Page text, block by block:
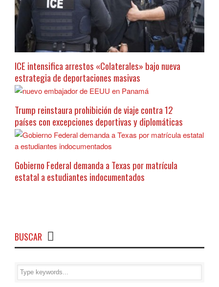
ICE intensifica arrestos «Colaterales» bajo nueva
estrategia de deportaciones masivas
Trump reinstaura prohibición de viaje contra 12
países con excepciones deportivas y diplomáticas
Gobierno Federal demanda a Texas por matrícula
estatal a estudiantes indocumentados
BUSCAR